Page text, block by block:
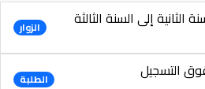
الثانية إلى السنة الثالثة الزوار
التسجيل الطلبة